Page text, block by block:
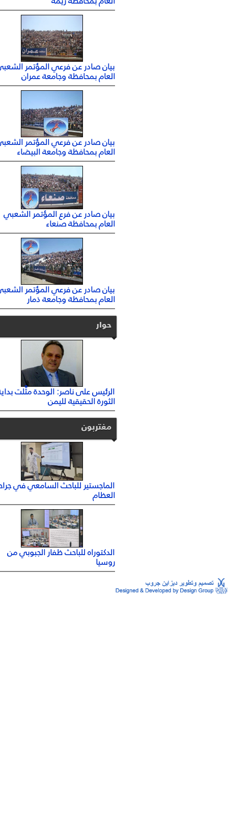
بيان صادر عن فرعي المؤتمر الشعبي
العام بمحافظة وجامعة عمران
بيان صادر عن فرعي المؤتمر الشعبي
العام بمحافظة وجامعة البيضاء
بيان صادر عن فرع المؤتمر الشعبي
العام بمحافظة صنعاء
بيان صادر عن فرعي المؤتمر الشعبي
العام بمحافظة وجامعة ذمار
حوار
الرئيس على ناصر: الوحدة مثَّلت بداية
الثورة الحقيقية لليمن
مغتربون
الماجستير للباحث السامعي في جراحة
العظام
الدكتوراه للباحث ظفار الجبوبي من
روسيا